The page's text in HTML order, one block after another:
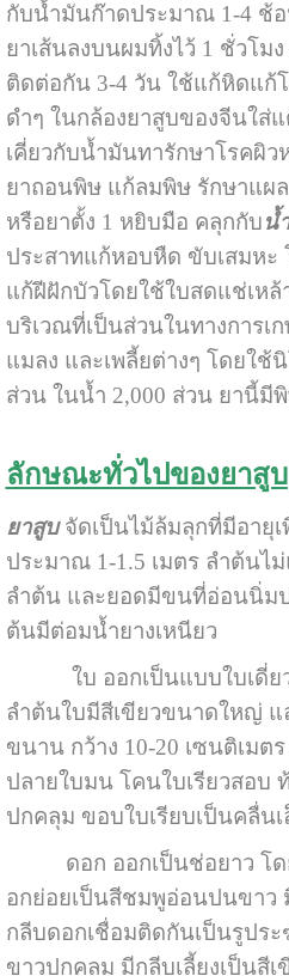
กับน้ำมันก๊าดประมาณ 1-4 ช้
ยาเส้นลงบนผมทิ้งไว้ 1 ชั่วโม
ติดต่อกัน 3-4 วัน ใช้แก้หิดแก้
ดำๆ ในกล้องยาสูบของจีนใส่
เคี่ยวกับน้ำมันทารักษาโรคผิว
ยาถอนพิษ แก้ลมพิษ รักษาแผ
หรือยาตั้ง 1 หยิบมือ คลุกกับน้
ประสาทแก้หอบหืด ขับเสมหะ
แก้ฝีฝักบัวโดยใช้ใบสดแช่เห
บริเวณที่เป็นส่วนในทางการเ
แมลง และเพลี้ยต่างๆ โดยใช้
ส่วน ในน้ำ 2,000 ส่วน ยานี้มี
ลักษณะทั่วไปของยาสูบ
ยาสูบจัดเป็นไม้ล้มลุกที่มีอายุเ
ประมาณ 1-1.5 เมตร ลำต้นไ
ลำต้น และยอดมีขนที่อ่อนนิ่ม
ต้นมีต่อมน้ำยางเหนียว
ใบ ออกเป็นแบบใบเดี่ยว
ลำต้นใบมีสีเขียวขนาดใหญ่
ขนาน กว้าง 10-20 เซนติเมต
ปลายใบมน โคนใบเรียวสอบ
ปกคลุม ขอบใบเรียบเป็นคลื่น
ดอก ออกเป็นช่อยาว โดย
อกย่อยเป็นสีชมพูอ่อนปนขาว
กลีบดอกเชื่อมติดกันเป็นรูปร
ขาวปกคลุม มีกลีบเลี้ยงเป็นสี